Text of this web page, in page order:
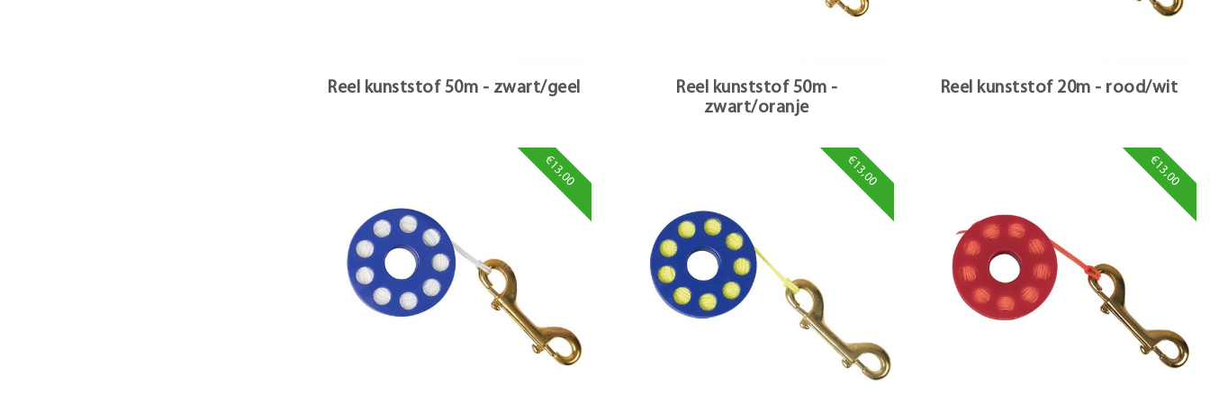
Reel kunststof 50m - zwart/geel
Reel kunststof 50m -
zwart/oranje
Reel kunststof 20m - rood/wit
€13,00 €13,00 €13,00